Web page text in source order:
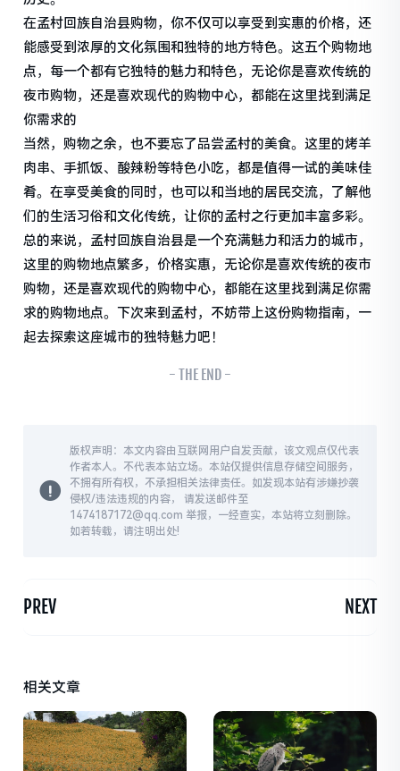
在孟村回族自治县购物，你不仅可以享受到实惠的价格，还
能感受到浓厚的文化氛围和独特的地方特色。这五个购物地
点，每一个都有它独特的魅力和特色，无论你是喜欢传统的
夜市购物，还是喜欢现代的购物中心，都能在这里找到满足
你需求的
当然，购物之余，也不要忘了品尝孟村的美食。这里的烤羊
肉串、手抓饭、酸辣粉等特色小吃，都是值得一试的美味佳
肴。在享受美食的同时，也可以和当地的居民交流，了解他
们的生活习俗和文化传统，让你的孟村之行更加丰富多彩。
总的来说，孟村回族自治县是一个充满魅力和活力的城市，
这里的购物地点繁多，价格实惠，无论你是喜欢传统的夜市
购物，还是喜欢现代的购物中心，都能在这里找到满足你需
求的购物地点。下次来到孟村，不妨带上这份购物指南，一
起去探索这座城市的独特魅力吧！
- THE END -
版权声明：本文内容由互联网用户自发贡献，该文观点仅代表
作者本人。不代表本站立场。本站仅提供信息存储空间服务，
不拥有所有权，不承担相关法律责任。如发现本站有涉嫌抄袭
侵权/违法违规的内容， 请发送邮件至
1474187172@qq.com 举报，一经查实，本站将立刻删除。
如若转载，请注明出处!
PREV NEXT
相关文章